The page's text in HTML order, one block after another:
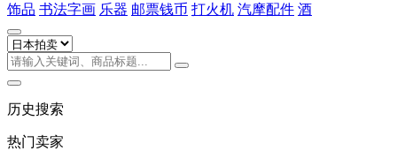
饰品 书法字画 乐器 邮票钱币 打火机 汽摩配件 酒
历史搜索
热门卖家